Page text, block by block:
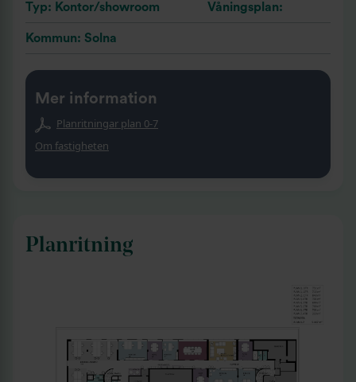
Typ: Kontor/showroom Våningsplan:
Kommun: Solna
Mer information
Planritningar plan 0-7
Om fastigheten
Planritning